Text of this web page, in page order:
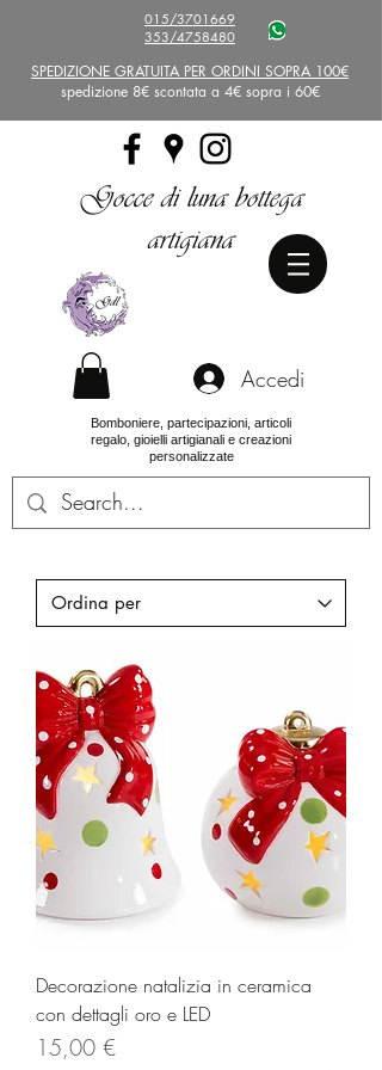
015/3701669
353/4758480
SPEDIZIONE GRATUITA PER ORDINI SOPRA 100€
spedizione 8€ scontata a 4€ sopra i 60€
Gocce di luna bottega
artigiana
Accedi
Bomboniere, partecipazioni, articoli
regalo, gioielli artigianali e creazioni
personalizzate
Decorazione natalizia in ceramica
con dettagli oro e LED
Prezzo
15,00 €